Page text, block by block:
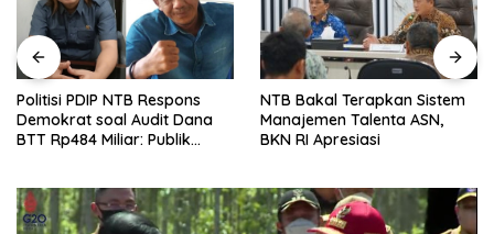
Politisi PDIP NTB Respons
Demokrat soal Audit Dana
BTT Rp484 Miliar: Publik
NTB Bakal Terapkan Sistem
Manajemen Talenta ASN,
BKN RI Apresiasi